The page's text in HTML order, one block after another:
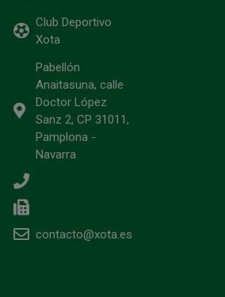
Club Deportivo
Xota
Pabellón
Anaitasuna, calle
Doctor López
Sanz 2, CP 31011,
Pamplona -
Navarra
contacto@xota.es